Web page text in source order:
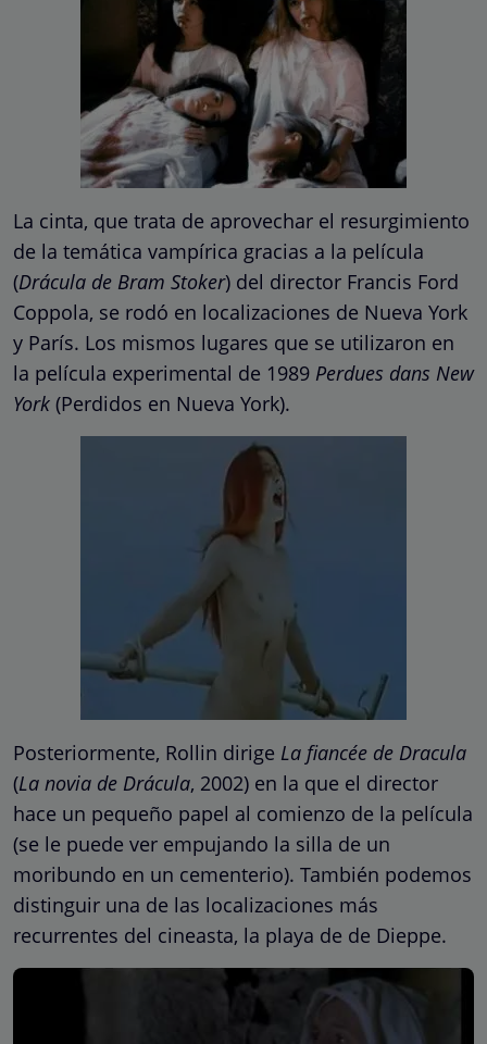
La cinta, que trata de aprovechar el resurgimiento
de la temática vampírica gracias a la película
(Drácula de Bram Stoker) del director Francis Ford
Coppola, se rodó en localizaciones de Nueva York
y París. Los mismos lugares que se utilizaron en
la película experimental de 1989 Perdues dans New
York (Perdidos en Nueva York).
Posteriormente, Rollin dirige La fiancée de Dracula
(La novia de Drácula, 2002) en la que el director
hace un pequeño papel al comienzo de la película
(se le puede ver empujando la silla de un
moribundo en un cementerio). También podemos
distinguir una de las localizaciones más
recurrentes del cineasta, la playa de de Dieppe.